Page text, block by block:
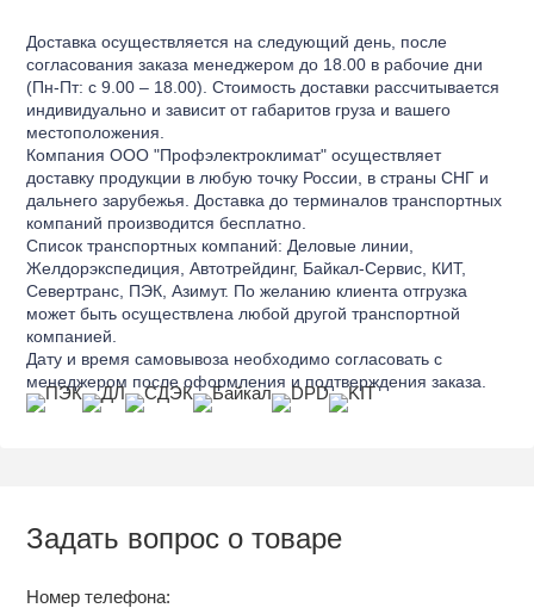
Доставка осуществляется на следующий день, после
согласования заказа менеджером до 18.00 в рабочие дни
(Пн-Пт: с 9.00 – 18.00). Стоимость доставки рассчитывается
индивидуально и зависит от габаритов груза и вашего
местоположения.
Компания ООО "Профэлектроклимат" осуществляет
доставку продукции в любую точку России, в страны СНГ и
дальнего зарубежья. Доставка до терминалов транспортных
компаний производится бесплатно.
Список транспортных компаний: Деловые линии,
Желдорэкспедиция, Автотрейдинг, Байкал-Сервис, КИТ,
Севертранс, ПЭК, Азимут. По желанию клиента отгрузка
может быть осуществлена любой другой транспортной
компанией.
Дату и время самовывоза необходимо согласовать с
менеджером после оформления и подтверждения заказа.
Задать вопрос о товаре
Номер телефона: